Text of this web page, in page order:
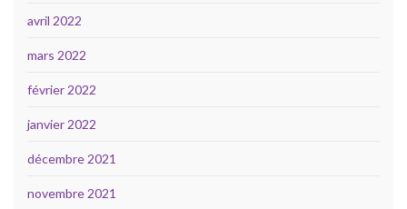
avril 2022
mars 2022
février 2022
janvier 2022
décembre 2021
novembre 2021